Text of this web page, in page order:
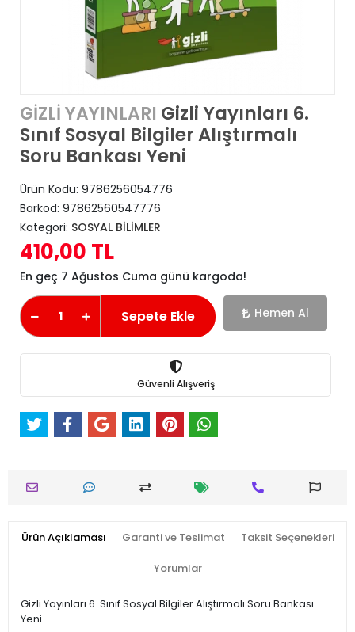
GİZLİ YAYINLARI Gizli Yayınları 6.
Sınıf Sosyal Bilgiler Alıştırmalı
Soru Bankası Yeni
Ürün Kodu: 9786256054776
Barkod: 97862560547776
Kategori: SOSYAL BİLİMLER
410,00 TL
En geç 7 Ağustos Cuma günü kargoda!
Sepete Ekle Hemen Al
Güvenli Alışveriş
Ürün Açıklaması Garanti ve Teslimat Taksit Seçenekleri
Yorumlar
Gizli Yayınları 6. Sınıf Sosyal Bilgiler Alıştırmalı Soru Bankası
Yeni